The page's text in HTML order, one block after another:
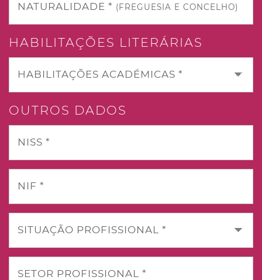
NATURALIDADE * (FREGUESIA E CONCELHO)
HABILITAÇÕES LITERÁRIAS
HABILITAÇÕES ACADÉMICAS *
OUTROS DADOS
NISS *
NIF *
SITUAÇÃO PROFISSIONAL *
SETOR PROFISSIONAL *